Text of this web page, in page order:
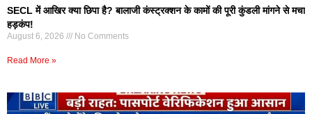
SECL में आखिर क्या छिपा है? बालाजी कंस्ट्रक्शन के कामों की पूरी कुंडली मांगने से मचा
हड़कंप!
August 6, 2026 No Comments
Read More »